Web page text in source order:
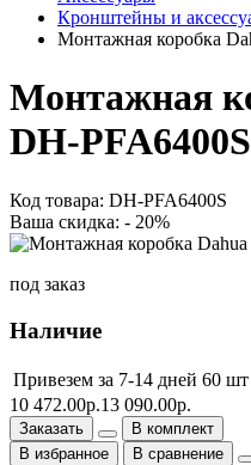
Кронштейны и
Монтажная коробка
Монтажная
DH-
Код товара: DH-PFA6400S
Ваша скидка: - 20%
под заказ
Наличие
Привезем за 7-14 дней 60 шт
10 472.00р.13 090.00р.
Заказать
В комплект
В избранное
В сравнение